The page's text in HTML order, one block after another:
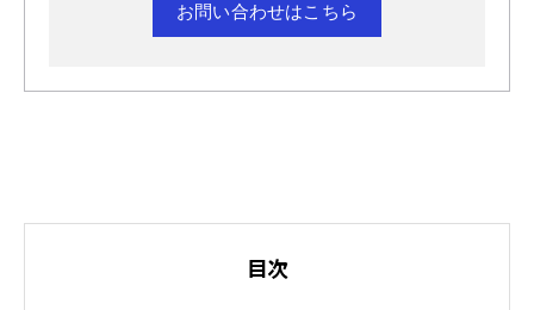
お問い合わせはこちら
目次